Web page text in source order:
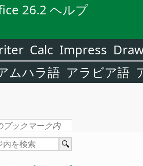
26.2 ヘルプ
Calc Impress
ムハラ語 アラビア語